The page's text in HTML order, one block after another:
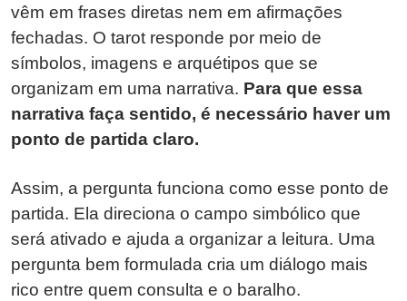
vêm em frases diretas nem em afirmações
fechadas. O tarot responde por meio de
símbolos, imagens e arquétipos que se
organizam em uma narrativa. Para que essa
narrativa faça sentido, é necessário haver um
ponto de partida claro.
Assim, a pergunta funciona como esse ponto de
partida. Ela direciona o campo simbólico que
será ativado e ajuda a organizar a leitura. Uma
pergunta bem formulada cria um diálogo mais
rico entre quem consulta e o baralho.